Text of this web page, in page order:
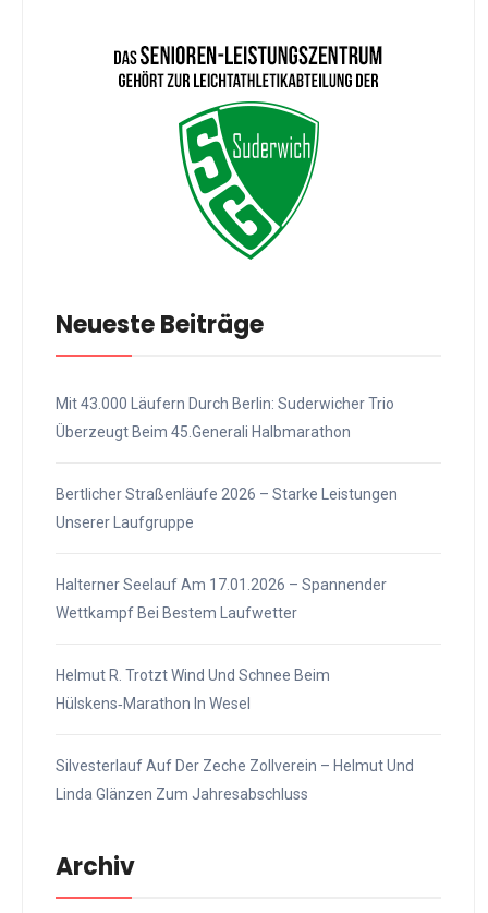
Neueste Beiträge
Mit 43.000 Läufern Durch Berlin: Suderwicher Trio
Überzeugt Beim 45.Generali Halbmarathon
Bertlicher Straßenläufe 2026 – Starke Leistungen
Unserer Laufgruppe
Halterner Seelauf Am 17.01.2026 – Spannender
Wettkampf Bei Bestem Laufwetter
Helmut R. Trotzt Wind Und Schnee Beim
Hülskens‑Marathon In Wesel
Silvesterlauf Auf Der Zeche Zollverein – Helmut Und
Linda Glänzen Zum Jahresabschluss
Archiv